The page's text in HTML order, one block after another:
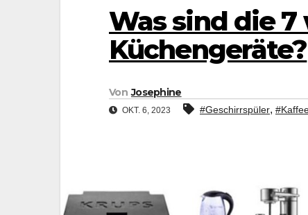
Was sind die
Küchengeräte?
Von Josephine
OKT. 6, 2023 #Geschirrspüler,